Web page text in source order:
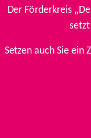
Der Förderkreis
Setzen auch Sie ein